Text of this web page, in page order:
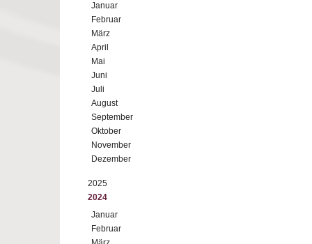
Januar
Februar
März
April
Mai
Juni
Juli
August
September
Oktober
November
Dezember
2025
2024
Januar
Februar